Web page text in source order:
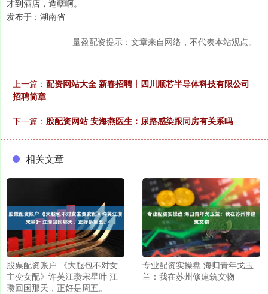
才到酒店，造孽啊。
发布于：湖南省
量盈配资提示：文章来自网络，不代表本站观点。
上一篇： 配资网站大全 新春招聘丨四川顺芯半导体科技有限公司
招聘简章
下一篇： 股配资网站 安海燕医生：尿路感染跟同房有关系吗
相关文章
股票配资账户 《大腿包不对女
主变女配》许芙江瓒宋星叶 江
瓒回国那天，正好是周五。
专业配资实操盘 海归青年戈玉
兰：我在苏州修建筑文物